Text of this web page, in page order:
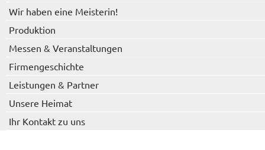
Wir haben eine Meisterin!
Produktion
Messen & Veranstaltungen
Firmengeschichte
Leistungen & Partner
Unsere Heimat
Ihr Kontakt zu uns